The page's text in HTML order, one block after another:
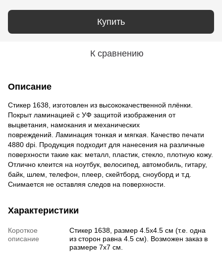
Купить
К сравнению
Описание
Стикер 1638, изготовлен из высококачественной плёнки.
Покрыт ламинацией с УФ защитой изображения от
выцветания, намокания и механических
повреждений. Ламинация тонкая и мягкая. Качество печати
4880 dpi. Продукция подходит для нанесения на различные
поверхности такие как: металл, пластик, стекло, плотную кожу.
Отлично клеится на ноутбук, велосипед, автомобиль, гитару,
байк, шлем, телефон, плеер, скейтборд, сноуборд и т.д.
Снимается не оставляя следов на поверхности.
Характеристики
Короткое
описание
Стикер 1638, размер 4.5х4.5 см (т.е. одна
из сторон равна 4.5 см). Возможен заказ в
размере 7х7 см.